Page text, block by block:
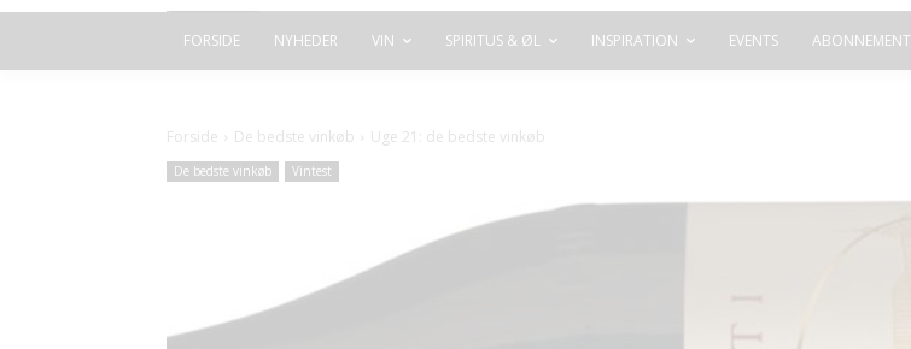
FORSIDE NYHEDER VIN SPIRITUS & ØL INSPIRATION EVENTS ABONNEMENT
Forside De bedste vinkøb Uge 21: de bedste vinkøb
De bedste vinkøb Vintest